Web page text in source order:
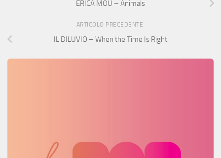
ERICA MOU – Animals
ARTICOLO PRECEDENTE
IL DILUVIO – When the Time Is Right